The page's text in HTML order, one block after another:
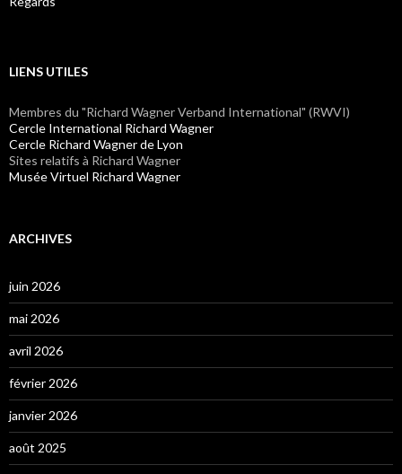
LIENS UTILES
Membres du "Richard Wagner Verband International" (RWVI)
Cercle International Richard Wagner
Cercle Richard Wagner de Lyon
Sites relatifs à Richard Wagner
Musée Virtuel Richard Wagner
ARCHIVES
juin 2026
mai 2026
avril 2026
février 2026
janvier 2026
août 2025